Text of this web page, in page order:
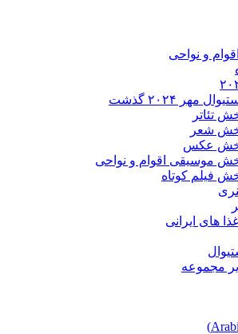
و نواحی
مهر ۲۰۲۴ گذشت
تئاتر
شعر
بخش عکس
موسیقی اقوام و نواحی
فیلم کوتاه
های ایرانی
مجموعه
)